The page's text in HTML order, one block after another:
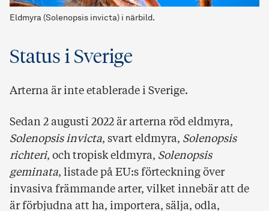
Eldmyra (Solenopsis invicta) i närbild.
Status i Sverige
Arterna är inte etablerade i Sverige.
Sedan 2 augusti 2022 är arterna röd eldmyra,
Solenopsis invicta, svart eldmyra, Solenopsis
richteri, och tropisk eldmyra, Solenopsis
geminata, listade på EU:s förteckning över
invasiva främmande arter, vilket innebär att de
är förbjudna att ha, importera, sälja, odla,